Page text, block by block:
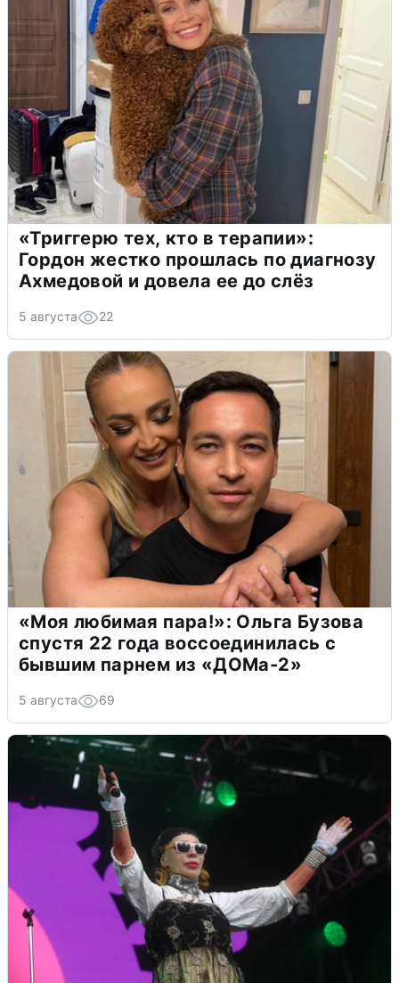
«Триггерю тех, кто в терапии»:
Гордон жестко прошлась по диагнозу
Ахмедовой и довела ее до слёз
5 августа 22
«Моя любимая пара!»: Ольга Бузова
спустя 22 года воссоединилась с
бывшим парнем из «ДОМа-2»
5 августа 69